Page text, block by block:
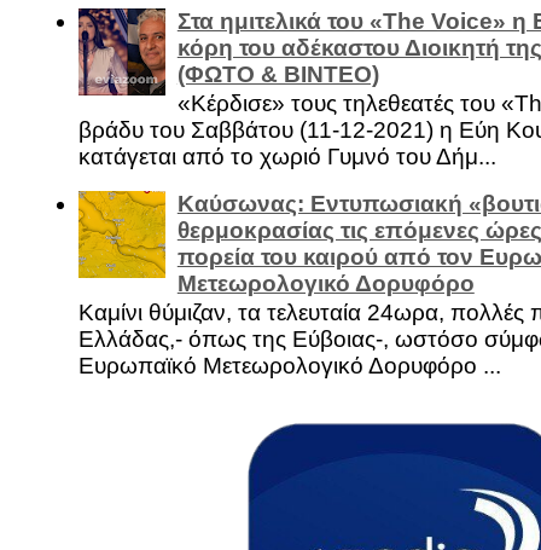
Στα ημιτελικά του «The Voice»
κόρη του αδέκαστου Διοικητή
(ΦΩΤΟ & ΒΙΝΤΕΟ)
«Κέρδισε» τους τηλεθεατές του
βράδυ του Σαββάτου (11-12-2021) η Εύη
κατάγεται από το χωριό Γυμνό του Δήμ...
Καύσωνας: Εντυπωσιακή
θερμοκρασίας τις επόμενες
πορεία του καιρού από τον
Μετεωρολογικό Δορυφόρο
Καμίνι θύμιζαν, τα τελευταία 24ωρα, πολλές
Ελλάδας,- όπως της Εύβοιας-, ωστόσο
Ευρωπαϊκό Μετεωρολογικό Δορυφόρο ...